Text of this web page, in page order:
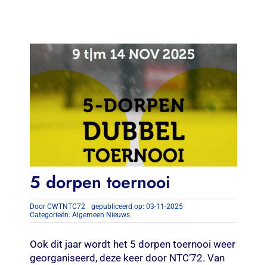
Zoeken
5 dorpen toernooi
Door CWTNTC72
gepubliceerd op: 03-11-2025
Categorieën: Algemeen Nieuws
Ook dit jaar wordt het 5 dorpen toernooi weer
georganiseerd, deze keer door NTC’72. Van